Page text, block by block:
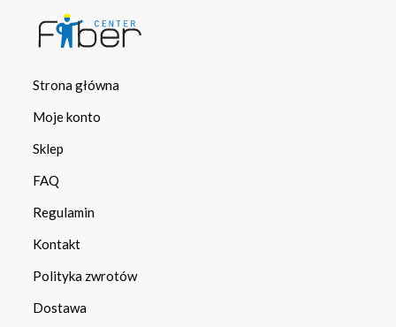
Strona główna
Moje konto
Sklep
FAQ
Regulamin
Kontakt
Polityka zwrotów
Dostawa